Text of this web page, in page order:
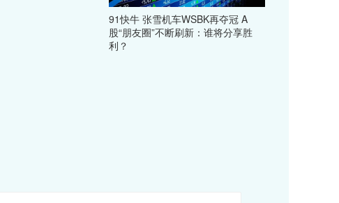
91快牛 张雪机车WSBK再夺冠 A
股“朋友圈”不断刷新：谁将分享胜
利？